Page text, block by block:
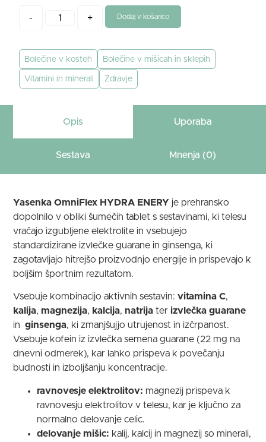
- + Dodaj v košarico
Bolečine v kosteh Bolečine v mišicah in sklepih
Vitamini in minerali Zdravje
Opis Uporaba
Sestava Mnenja (0)
Yasenka OmniFlex HYDRA ENERY je prehransko
dopolnilo v obliki šumečih tablet s sestavinami, ki telesu
vračajo izgubljene elektrolite in vsebujejo
standardizirane izvlečke guarane in ginsenga, ki
zagotavljajo hitrejšo proizvodnjo energije in prispevajo k
boljšim športnim rezultatom.
Vsebuje kombinacijo aktivnih sestavin: vitamina C,
kalija, magnezija, kalcija, natrija ter izvlečka guarane
inginsenga, ki zmanjšujjo utrujenost in izčrpanost.
Vsebuje kofein iz izvlečka semena guarane (22 mg na
dnevni odmerek), kar lahko prispeva k povečanju
budnosti in izboljšanju koncentracije.
ravnovesje elektrolitov: magnezij prispeva k
ravnovesju elektrolitov v telesu, kar je ključno za
normalno delovanje celic.
delovanje mišic: kalij, kalcij in magnezij so minerali,